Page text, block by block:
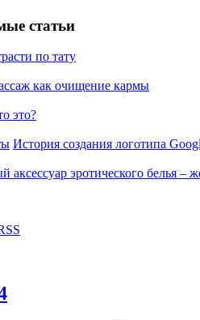
статьи
по тату
как очищение кармы
это?
История создания логотипа
аксессуар эротического белья –